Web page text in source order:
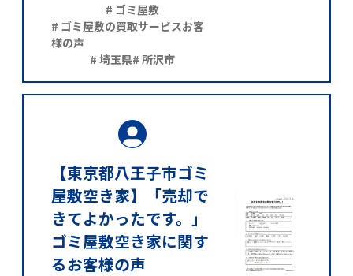
# ゴミ屋敷
# ゴミ屋敷の買取サービスお客
様の声
# 埼玉県# 所沢市
【東京都八王子市ゴミ
屋敷空き家】「売却で
きてよかったです。」
ゴミ屋敷空き家に関す
るお客様の声